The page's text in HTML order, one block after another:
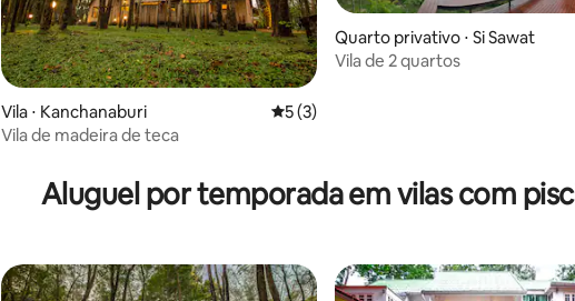
Vila ⋅ Kanchanaburi 5 de uma avaliação média de 5, 3
5 (3)
Vila de madeira de teca
Quarto privativo ⋅ Si Sawat
Vila de 2 quartos
Aluguel por temporada em vilas com